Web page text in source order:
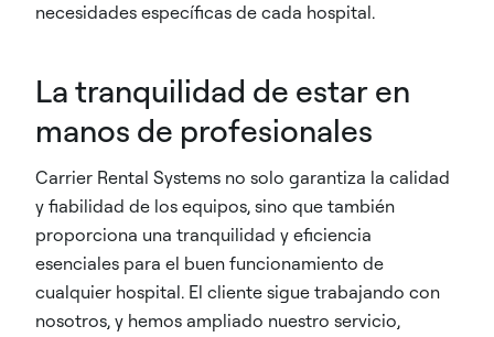
necesidades específicas de cada hospital. ​
La tranquilidad de estar en
manos de profesionales ​
Carrier Rental Systems no solo garantiza la calidad
y fiabilidad de los equipos, sino que también
proporciona una tranquilidad y eficiencia
esenciales para el buen funcionamiento de
cualquier hospital. El cliente sigue trabajando con
nosotros, y hemos ampliado nuestro servicio,